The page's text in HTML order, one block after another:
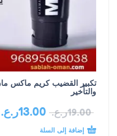
تكبير القضيب كريم ماكس
والتأخير
19.00ر.ع. 13.00ر.ع.
إضافة إلى السلة